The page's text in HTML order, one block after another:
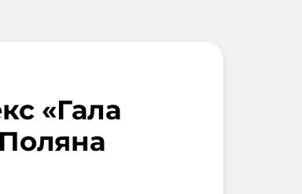
«Гала